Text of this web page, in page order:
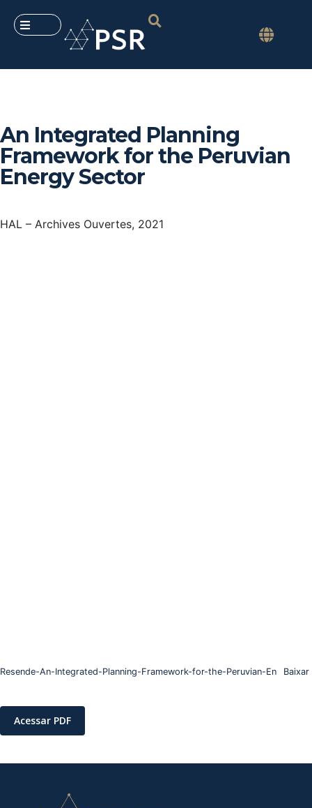
An Integrated Planning
Framework for the Peruvian
Energy Sector
HAL – Archives Ouvertes, 2021
Resende-An-Integrated-Planning-Framework-for-the-Peruvian-En Baixar
Acessar PDF